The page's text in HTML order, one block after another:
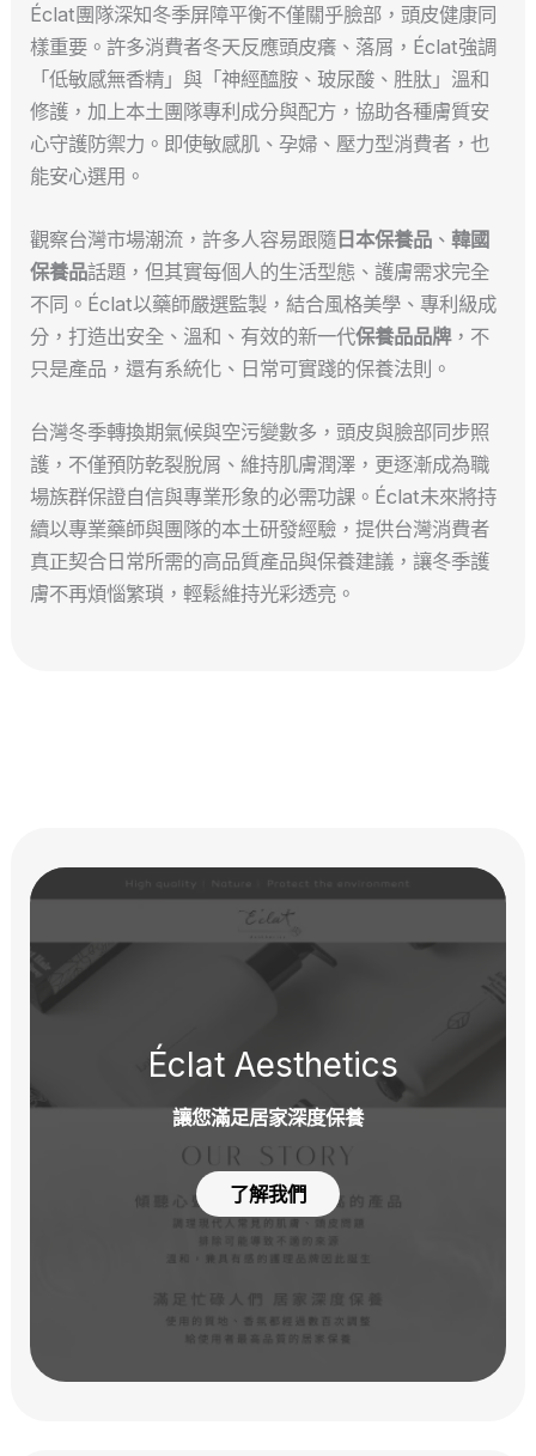
Éclat團隊深知冬季屏障平衡不僅關乎臉部，頭皮健康同
樣重要。許多消費者冬天反應頭皮癢、落屑，Éclat強調
「低敏感無香精」與「神經醯胺、玻尿酸、胜肽」溫和
修護，加上本土團隊專利成分與配方，協助各種膚質安
心守護防禦力。即使敏感肌、孕婦、壓力型消費者，也
能安心選用。
觀察台灣市場潮流，許多人容易跟隨日本保養品 、韓國
保養品話題，但其實每個人的生活型態、護膚需求完全
不同。Éclat以藥師嚴選監製，結合風格美學、專利級成
分，打造出安全、溫和、有效的新一代保養品品牌，不
只是產品，還有系統化、日常可實踐的保養法則。
台灣冬季轉換期氣候與空污變數多，頭皮與臉部同步照
護，不僅預防乾裂脫屑、維持肌膚潤澤，更逐漸成為職
場族群保證自信與專業形象的必需功課。Éclat未來將持
續以專業藥師與團隊的本土研發經驗，提供台灣消費者
真正契合日常所需的高品質產品與保養建議，讓冬季護
膚不再煩惱繁瑣，輕鬆維持光彩透亮。
Éclat Aesthetics
讓您滿足居家深度保養
了解我們